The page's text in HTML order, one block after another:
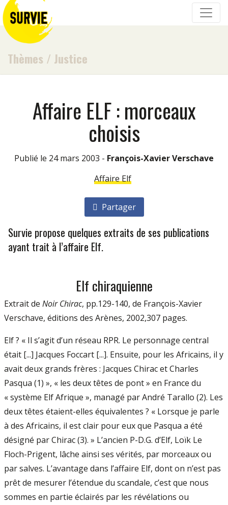
Thèmes / Justice
Affaire ELF : morceaux
choisis
Publié le 24 mars 2003 - François-Xavier Verschave
Affaire Elf
Partager
Survie propose quelques extraits de ses publications
ayant trait à l’affaire Elf.
Elf chiraquienne
Extrait de Noir Chirac, pp.129-140, de François-Xavier
Verschave, éditions des Arènes, 2002,307 pages.
Elf ? « Il s’agit d’un réseau RPR. Le personnage central
était [...] Jacques Foccart [...]. Ensuite, pour les Africains, il y
avait deux grands frères : Jacques Chirac et Charles
Pasqua (1) », « les deux têtes de pont » en France du
« système Elf Afrique », managé par André Tarallo (2). Les
deux têtes étaient-elles équivalentes ? « Lorsque je parle
à des Africains, il est clair pour eux que Pasqua a été
désigné par Chirac (3). » L’ancien P-D.G. d’Elf, Loïk Le
Floch-Prigent, lâche ainsi ses vérités, par morceaux ou
par salves. L’avantage dans l’affaire Elf, dont on n’est pas
prêt de mesurer l’étendue du scandale, c’est que nous
sommes en partie éclairés par les révélations ou